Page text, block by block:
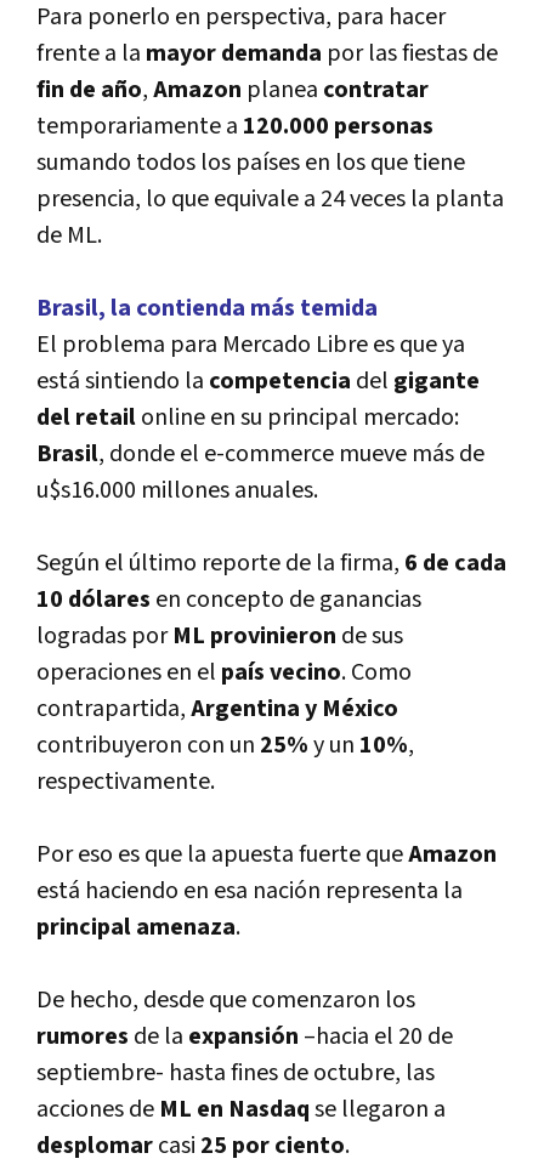
Para ponerlo en perspectiva, para hacer
frente a la mayor demanda por las fiestas de
fin de año,Amazon planea contratar
temporariamente a 120.000 personas
sumando todos los paí­ses en los que tiene
presencia, lo que equivale a 24 veces la planta
de ML.
Brasil, la contienda más temida
El problema para Mercado Libre es que ya
está sintiendo la competencia del gigante
del retailonline en su principal mercado:
Brasil, donde el e-commerce mueve más de
u$s16.000 millones anuales.
Según el último reporte de la firma, 6 de cada
10 dólares en concepto de ganancias
logradas porML provinieron de sus
operaciones en el paí­s vecino. Como
contrapartida,Argentina y México
contribuyeron con un 25%y un 10%,
respectivamente.
Por eso es que la apuesta fuerte queAmazon
está haciendo en esa nación representa la
principal amenaza.
De hecho, desde que comenzaron los
rumores de la expansión –hacia el 20 de
septiembre- hasta fines de octubre, las
acciones de ML en Nasdaqse llegaron a
desplomarcasi 25 por ciento.